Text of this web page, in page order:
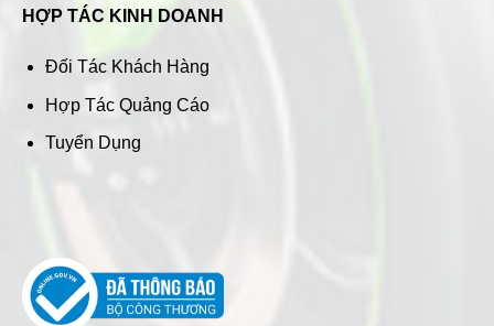
HỢP TÁC KINH DOANH
Đối Tác Khách Hàng
Hợp Tác Quảng Cáo
Tuyển Dụng